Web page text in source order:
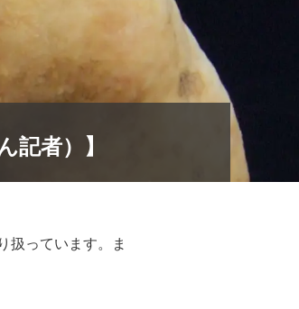
者）】
扱っています。ま